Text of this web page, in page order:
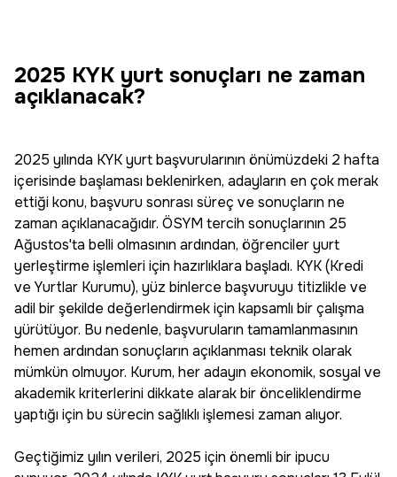
2025 KYK yurt sonuçları ne zaman
açıklanacak?
2025 yılında KYK yurt başvurularının önümüzdeki 2 hafta
içerisinde başlaması beklenirken, adayların en çok merak
ettiği konu, başvuru sonrası süreç ve sonuçların ne
zaman açıklanacağıdır. ÖSYM tercih sonuçlarının 25
Ağustos'ta belli olmasının ardından, öğrenciler yurt
yerleştirme işlemleri için hazırlıklara başladı. KYK (Kredi
ve Yurtlar Kurumu), yüz binlerce başvuruyu titizlikle ve
adil bir şekilde değerlendirmek için kapsamlı bir çalışma
yürütüyor. Bu nedenle, başvuruların tamamlanmasının
hemen ardından sonuçların açıklanması teknik olarak
mümkün olmuyor. Kurum, her adayın ekonomik, sosyal ve
akademik kriterlerini dikkate alarak bir önceliklendirme
yaptığı için bu sürecin sağlıklı işlemesi zaman alıyor.
Geçtiğimiz yılın verileri, 2025 için önemli bir ipucu